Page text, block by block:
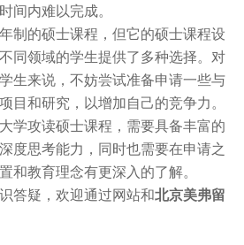
间内难以完成。
制的硕士课程，但它的硕士课程设
同领域的学生提供了多种选择。对
生来说，不妨尝试准备申请一些与
目和研究，以增加自己的竞争力。
学攻读硕士课程，需要具备丰富的
度思考能力，同时也需要在申请之
和教育理念有更深入的了解。
答疑，欢迎通过网站和北京美弗留